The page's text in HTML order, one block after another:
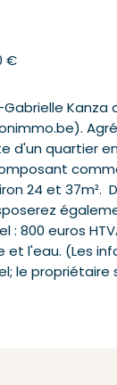
€
Gabrielle
d'un quartier
24 et 37m².
: 800 euros
et l'eau. (Les
le propriétaire